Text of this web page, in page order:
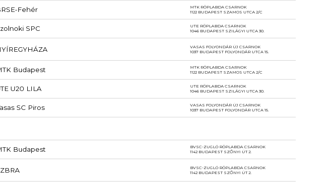
Fehér
MTK RÖPLABDA CSARNOK
1122 BUDAPEST SZAMOS UTCA 2/C
SPC
UTE RÖPLABDA CSARNOK
1046 BUDAPEST SZILÁGYI UTCA 30.
VASAS FOLYONDÁR ÚJ CSARNOK
1037 BUDAPEST FOLYONDÁR UTCA 15.
Budapest
MTK RÖPLABDA CSARNOK
1122 BUDAPEST SZAMOS UTCA 2/C
U20 LILA
UTE RÖPLABDA CSARNOK
1046 BUDAPEST SZILÁGYI UTCA 30.
SC Piros
VASAS FOLYONDÁR ÚJ CSARNOK
1037 BUDAPEST FOLYONDÁR UTCA 15.
Budapest
BVSC-ZUGLÓ RÖPLABDA CSARNOK
1142 BUDAPEST SZŐNYI ÚT 2.
BVSC-ZUGLÓ RÖPLABDA CSARNOK
1142 BUDAPEST SZŐNYI ÚT 2.